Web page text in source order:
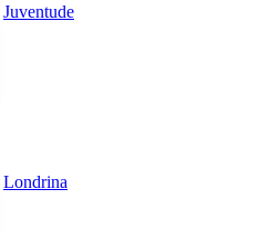
Juventude
Londrina